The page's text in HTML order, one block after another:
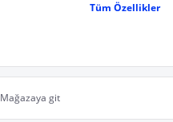
Tüm Özellikler
Mağazaya git